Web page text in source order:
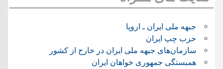
جبهه ملی ایران ـ اروپا
حزب چپ ایران
سازمان‌های جبهه ملی ایران در خارج از کشور
همبستگی جمهوری خواهان ایران